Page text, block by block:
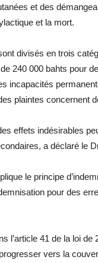
et des
et la mort.
divisés en trois
240 000 bahts pour
incapacités
plaintes concernent
effets indésirables
a déclaré le
le principe
pour des
l’article 41 de la loi
vers la